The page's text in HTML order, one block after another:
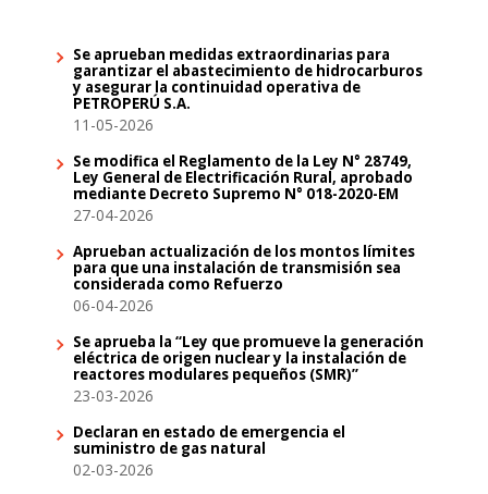
Se aprueban medidas extraordinarias para
garantizar el abastecimiento de hidrocarburos
y asegurar la continuidad operativa de
PETROPERÚ S.A.
11-05-2026
Se modifica el Reglamento de la Ley N° 28749,
Ley General de Electrificación Rural, aprobado
mediante Decreto Supremo N° 018-2020-EM
27-04-2026
Aprueban actualización de los montos límites
para que una instalación de transmisión sea
considerada como Refuerzo
06-04-2026
Se aprueba la “Ley que promueve la generación
eléctrica de origen nuclear y la instalación de
reactores modulares pequeños (SMR)”
23-03-2026
Declaran en estado de emergencia el
suministro de gas natural
02-03-2026